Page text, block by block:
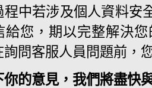
程中若涉及個人資料安
給您，期以完整解決
詢問客服人員問題前，
你的意見，我們將盡快